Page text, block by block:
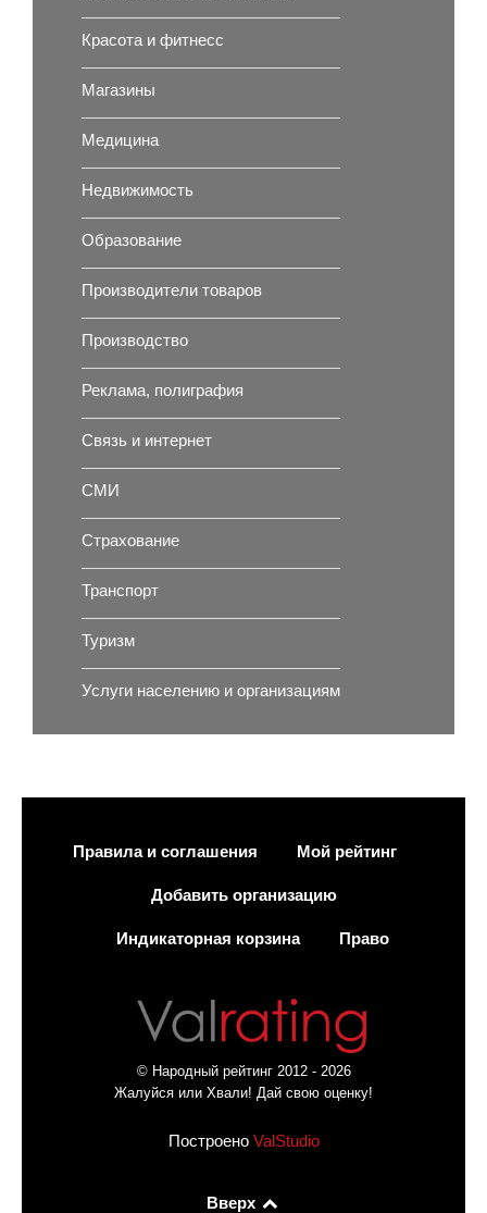
Красота и фитнесс
Магазины
Медицина
Недвижимость
Образование
Производители товаров
Производство
Реклама, полиграфия
Связь и интернет
СМИ
Страхование
Транспорт
Туризм
Услуги населению и организациям
Правила и соглашения Мой рейтинг
Добавить организацию
Индикаторная корзина Право
© Народный рейтинг 2012 - 2026
Жалуйся или Хвали! Дай свою оценку!
Построено ValStudio
Вверх